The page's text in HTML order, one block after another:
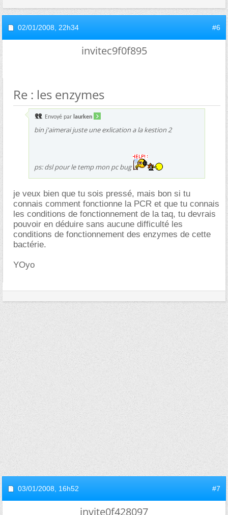
02/01/2008, 22h34 #6
invitec9f0f895
Re : les enzymes
Envoyé par laurken
bin j'aimerai juste une exlication a la kestion 2
ps: dsl pour le temp mon pc bug
je veux bien que tu sois pressé, mais bon si tu
connais comment fonctionne la PCR et que tu connais
les conditions de fonctionnement de la taq, tu devrais
pouvoir en déduire sans aucune difficulté les
conditions de fonctionnement des enzymes de cette
bactérie.
YOyo
03/01/2008, 16h52 #7
invite0f428097